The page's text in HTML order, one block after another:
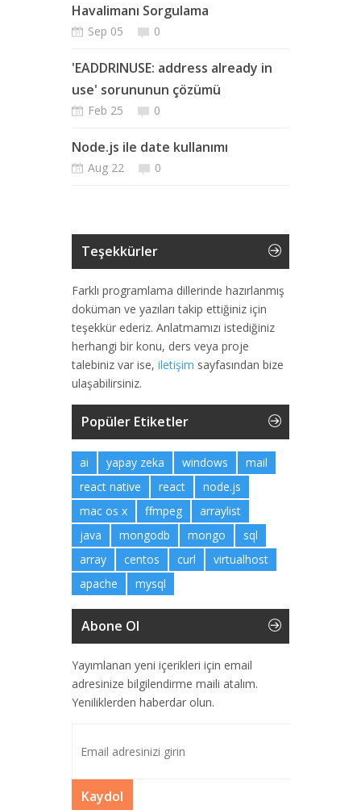
Havalimanı Sorgulama
Sep 05 0
'EADDRINUSE: address already in
use' sorununun çözümü
Feb 25 0
Node.js ile date kullanımı
Aug 22 0
Teşekkürler
Farklı programlama dillerinde hazırlanmış
doküman ve yazıları takip ettiğiniz için
teşekkür ederiz. Anlatmamızı istediğiniz
herhangi bir konu, ders veya proje
talebiniz var ise, iletişim sayfasından bize
ulaşabilirsiniz.
Popüler Etiketler
ai yapay zeka windows
mail
react native
react
node.js
mac os x
ffmpeg
arraylist
java
mongodb mongo
sql
array
centos curl
virtualhost
apache
mysql
Abone Ol
Yayımlanan yeni içerikleri için email
adresinize bilgilendirme maili atalım.
Yeniliklerden haberdar olun.
Kaydol